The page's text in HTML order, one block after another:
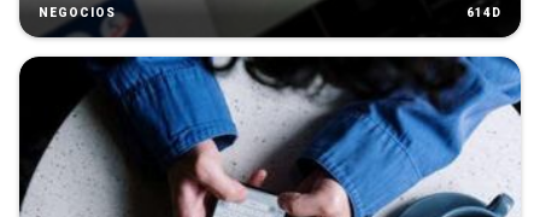
NEGOCIOS 614D